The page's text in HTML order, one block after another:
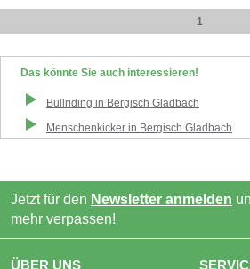
1
Das könnte Sie auch interessieren!
Bullriding in Bergisch Gladbach
Menschenkicker in Bergisch Gladbach
Jetzt für den Newsletter anmelden
mehr verpassen!
ÜBER UNS